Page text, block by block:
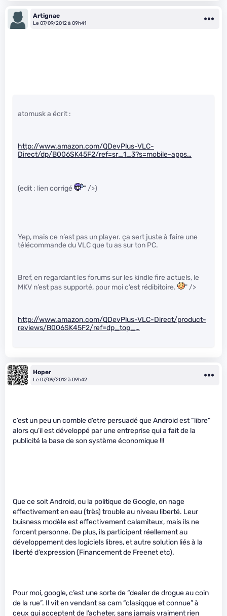
Artignac
Le 07/09/2012 à 09h41
atomusk a écrit :
http://www.amazon.com/QDevPlus-VLC-
Direct/dp/B006SK45F2/ref=sr_1_3?s=mobile-apps…
(edit : lien corrigé " />)
Yep, mais ce n’est pas un player. ça sert juste à faire une
télécommande du VLC que tu as sur ton PC.
Bref, en regardant les forums sur les kindle fire actuels, le
MKV n’est pas supporté, pour moi c’est rédibitoire.
" />
http://www.amazon.com/QDevPlus-VLC-Direct/product-
reviews/B006SK45F2/ref=dp_top_…
Hoper
Le 07/09/2012 à 09h42
c’est un peu un comble d’etre persuadé que Android est “libre”
alors qu’il est développé par une entreprise qui a fait de la
publicité la base de son système économique !!!
Que ce soit Android, ou la politique de Google, on nage
effectivement en eau (très) trouble au niveau liberté. Leur
buisness modèle est effectivement calamiteux, mais ils ne
forcent personne. De plus, ils participent réellement au
développement des logiciels libres, et autre solution liés à la
liberté d’expression (Financement de Freenet etc).
Pour moi, google, c’est une sorte de “dealer de drogue au coin
de la rue”. Il vit en vendant sa cam “clasiqque et connue” à
ceux qui acceptent de l’acheter, sans jamais vraiment rien